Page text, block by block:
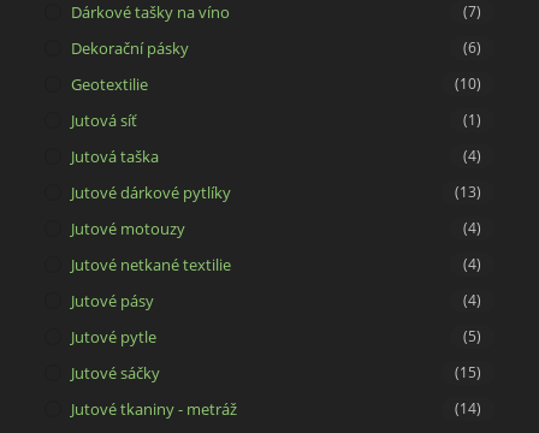
Dárkové tašky na víno (7)
Dekorační pásky (6)
Geotextilie (10)
Jutová síť (1)
Jutová taška (4)
Jutové dárkové pytlíky (13)
Jutové motouzy (4)
Jutové netkané textilie (4)
Jutové pásy (4)
Jutové pytle (5)
Jutové sáčky (15)
Jutové tkaniny - metráž (14)